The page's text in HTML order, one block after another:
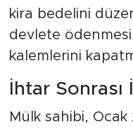
kira bedelini
devlete
kalemlerini
İhtar
Mülk sahibi,